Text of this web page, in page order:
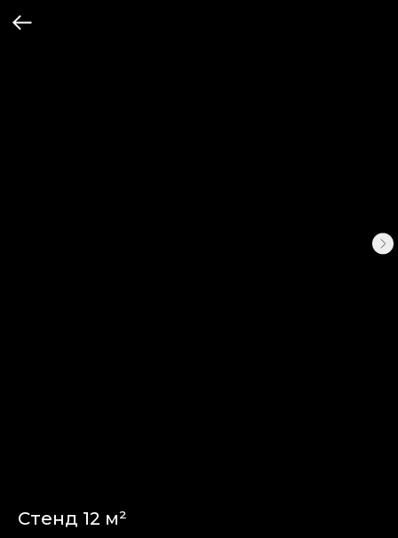
Стенд 12 м²